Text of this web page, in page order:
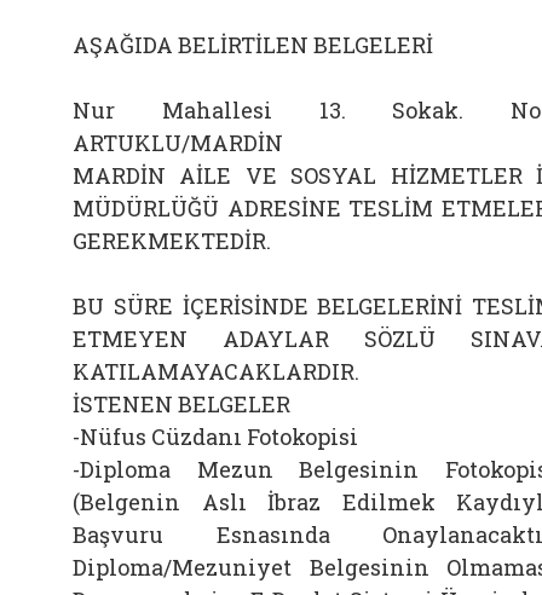
AŞAĞIDA BELİRTİLEN BELGELERİ
Nur Mahallesi 13. Sokak.
ARTUKLU/MARDİN
MARDİN AİLE VE SOSYAL HİZMETLER
MÜDÜRLÜĞÜ ADRESİNE TESLİM
GEREKMEKTEDİR.
BU SÜRE İÇERİSİNDE BELGELERİNİ
ETMEYEN ADAYLAR SÖZLÜ
KATILAMAYACAKLARDIR.
İSTENEN BELGELER
-Nüfus Cüzdanı Fotokopisi
-Diploma Mezun Belgesinin
(Belgenin Aslı İbraz Edilmek
Başvuru Esnasında
Diploma/Mezuniyet Belgesinin